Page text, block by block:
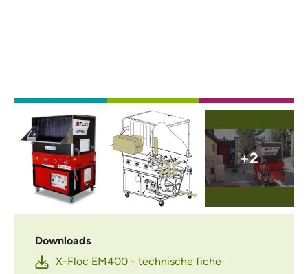
Afbeelding
Afbeelding
Afbeelding
+2
Downloads
X-Floc EM400 - technische fiche